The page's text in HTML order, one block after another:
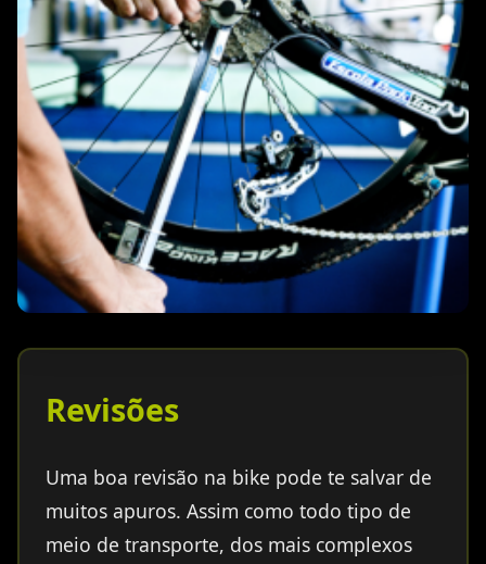
Revisões
Uma boa revisão na bike pode te salvar de
muitos apuros. Assim como todo tipo de
meio de transporte, dos mais complexos